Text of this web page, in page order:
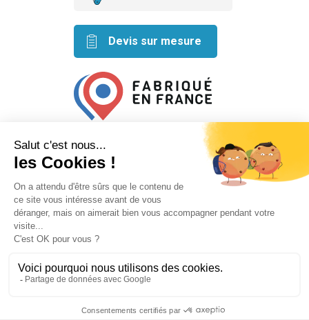
Devis sur mesure
Retrouvez nos idées créatives
sur les réseaux
Conditions générales de vente